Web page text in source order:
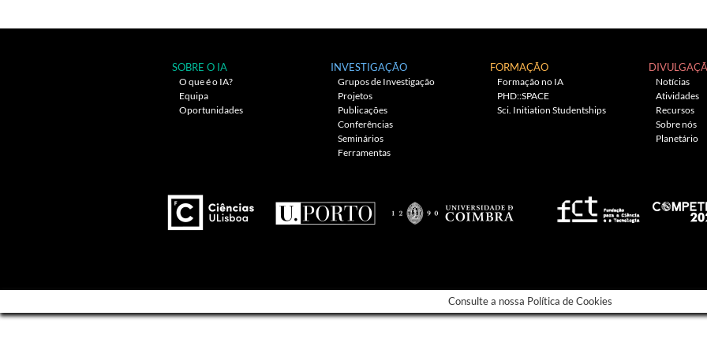
SOBRE O IA
O que é o IA?
Equipa
Oportunidades
INVESTIGAÇÃO
Grupos de Investigação
Projetos
Publicações
Conferências
Seminários
Ferramentas
FORMAÇÃO
Formação no IA
PHD::SPACE
Sci. Initiation Studentships
Notícias
Atividades
Recursos
Sobre nós
Planetário
Consulte a nossa Política de Cookies